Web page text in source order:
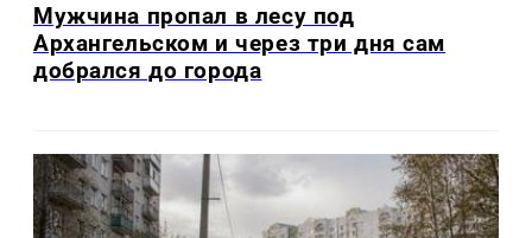
Мужчина пропал в лесу под
Архангельском и через три дня сам
добрался до города